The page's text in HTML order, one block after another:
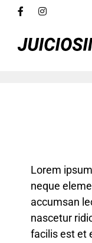
Lorem
neque
accumsan
nascetur
facilis est et